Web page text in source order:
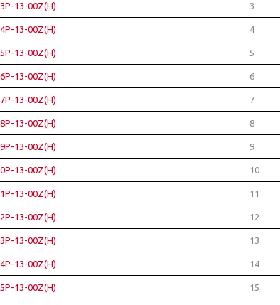
13-00Z(H) 3
13-00Z(H) 4
13-00Z(H) 5
13-00Z(H) 6
13-00Z(H) 7
13-00Z(H) 8
13-00Z(H) 9
13-00Z(H) 10
13-00Z(H) 11
13-00Z(H) 12
13-00Z(H) 13
13-00Z(H) 14
13-00Z(H) 15